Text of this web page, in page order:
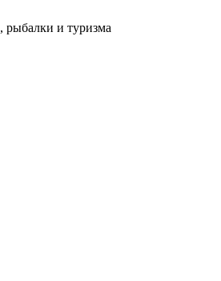
рыбалки и туризма